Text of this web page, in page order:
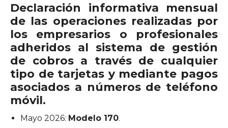
Declaración informativa mensual
de las operaciones realizadas por
los empresarios o profesionales
adheridos al sistema de gestión
de cobros a través de cualquier
tipo de tarjetas y mediante pagos
asociados a números de teléfono
móvil.
Mayo 2026: Modelo 170.